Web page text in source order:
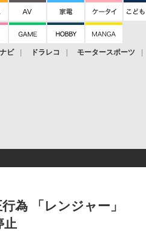
ナビ ドラレコ モータースポーツ
為 「レンジャー」
止